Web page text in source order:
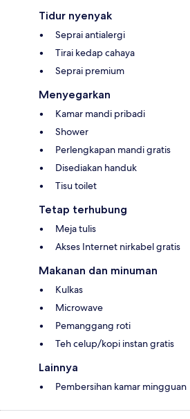
Tidur nyenyak
Seprai antialergi
Tirai kedap cahaya
Seprai premium
Menyegarkan
Kamar mandi pribadi
Shower
Perlengkapan mandi gratis
Disediakan handuk
Tisu toilet
Tetap terhubung
Meja tulis
Akses Internet nirkabel gratis
Makanan dan minuman
Kulkas
Microwave
Pemanggang roti
Teh celup/kopi instan gratis
Lainnya
Pembersihan kamar mingguan